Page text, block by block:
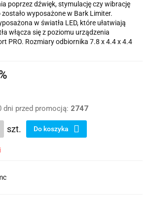
poprzez dźwięk, stymulację czy wibrację
wyposażone w Bark Limiter.
w światła LED, które ułatwiają
włącza się z poziomu urządzenia
PRO. Rozmiary odbiornika 7.8 x 4.4 x 4.4
dni przed promocją: 2747
szt. Do koszyka